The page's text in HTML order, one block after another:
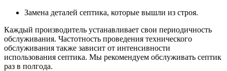
Замена деталей септика, которые вышли из строя.
Каждый производитель устанавливает свои периодичность
обслуживания. Частотность проведения технического
обслуживания также зависит от интенсивности
использования септика. Мы рекомендуем обслуживать септик
раз в полгода.